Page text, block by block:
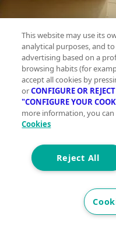
Piso en
venta ,
Casco
antiguo
torrelaguna,
This website may use its
analytical purposes, and
advertising based on a
browsing habits (for
accept all cookies by
orCONFIGURE OR
"CONFIGURE YOUR
more information, you
Cookies
Reject All